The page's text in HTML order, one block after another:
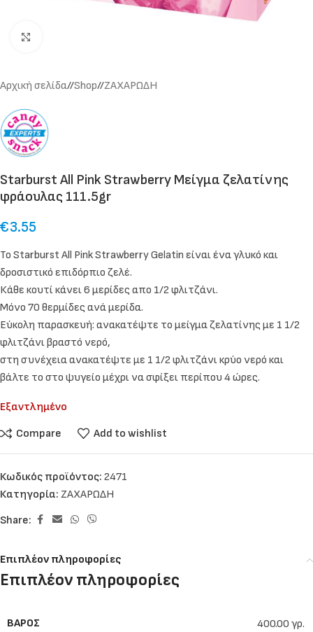
Αρχική σελίδα/ Shop/ ΖΑΧΑΡΩΔΗ
Starburst All Pink Strawberry Μείγμα ζελατίνης
φράουλας 111.5gr
€3.55
Το Starburst All Pink Strawberry Gelatin είναι ένα γλυκό και
δροσιστικό επιδόρπιο ζελέ.
Κάθε κουτί κάνει 6 μερίδες απο 1/2 φλιτζάνι.
Μόνο 70 θερμίδες ανά μερίδα.
Εύκολη παρασκευή: ανακατέψτε το μείγμα ζελατίνης με 1 1/2
φλιτζάνι βραστό νερό,
στη συνέχεια ανακατέψτε με 1 1/2 φλιτζάνι κρύο νερό και
βάλτε το στο ψυγείο μέχρι να σφίξει περίπου 4 ώρες.
Εξαντλημένο
Compare
Add to wishlist
Κωδικός προϊόντος: 2471
Κατηγορία: ΖΑΧΑΡΩΔΗ
Share:
Επιπλέον πληροφορίες
Επιπλέον πληροφορίες
ΒΆΡΟΣ 400.00 γρ.